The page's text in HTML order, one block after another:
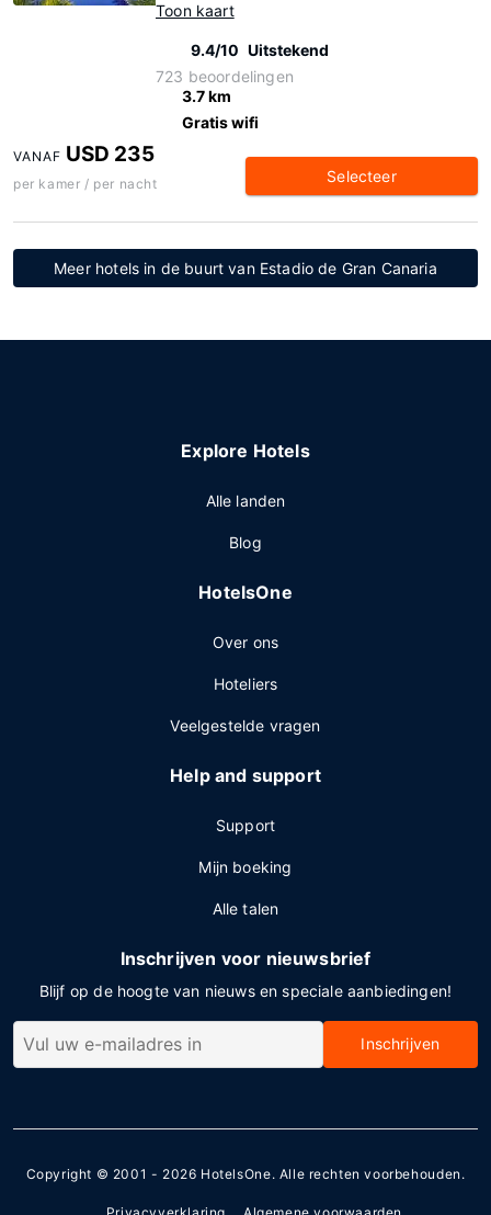
Toon kaart
9.4/10 Uitstekend
723 beoordelingen
3.7 km
Gratis wifi
VANAF USD 235
per kamer / per nacht Selecteer
Meer hotels in de buurt van Estadio de Gran Canaria
Explore Hotels
Alle landen
Blog
HotelsOne
Over ons
Hoteliers
Veelgestelde vragen
Help and support
Support
Mijn boeking
Alle talen
Inschrijven voor nieuwsbrief
Blijf op de hoogte van nieuws en speciale aanbiedingen!
Inschrijven
Copyright © 2001 - 2026 HotelsOne. Alle rechten voorbehouden.